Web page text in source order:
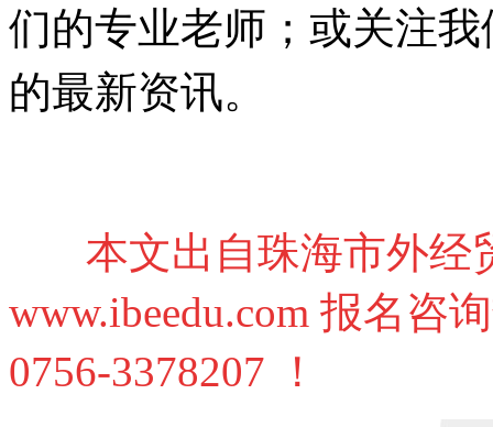
们的专业老师；或关注
的最新资讯。
本文出自珠海市外经
www.ibeedu.com 报名咨
0756-3378207 ！